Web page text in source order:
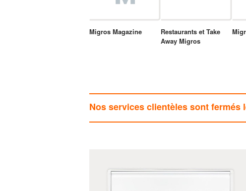
Migros Magazine
Restaurants et Take
Away Migros
Nos services clientèles sont